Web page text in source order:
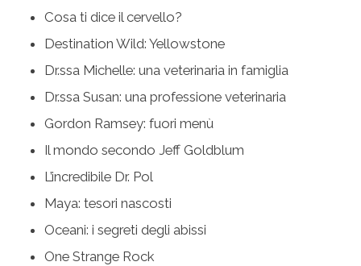
Cosa ti dice il cervello?
Destination Wild: Yellowstone
Dr.ssa Michelle: una veterinaria in famiglia
Dr.ssa Susan: una professione veterinaria
Gordon Ramsey: fuori menù
Il mondo secondo Jeff Goldblum
L’incredibile Dr. Pol
Maya: tesori nascosti
Oceani: i segreti degli abissi
One Strange Rock